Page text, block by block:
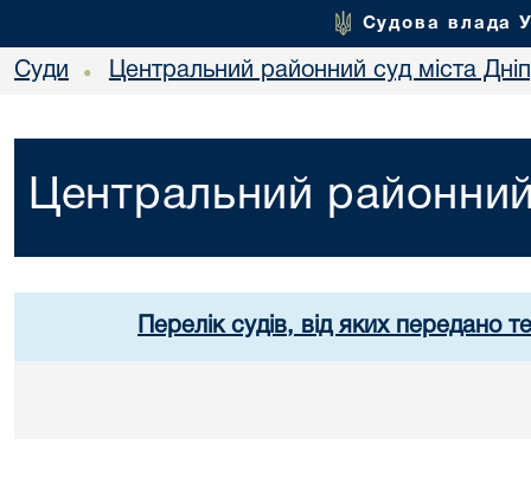
Судова влада
Суди • Центральний районний суд міста
Центральний
Перелік судів, від яких передано